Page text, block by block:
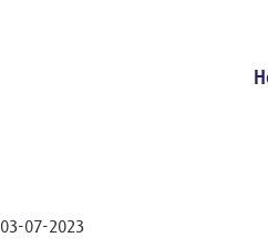
03-07-2023